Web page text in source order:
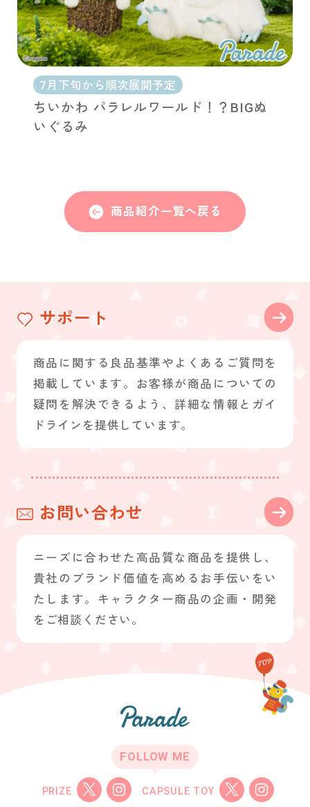
7月下旬から順次展開予定
ちいかわ パラレルワールド！？BIGぬ
いぐるみ
商品紹介一覧へ戻る
サポート
商品に関する良品基準やよくあるご質問を
掲載しています。お客様が商品についての
疑問を解決できるよう、詳細な情報とガイ
ドラインを提供しています。
お問い合わせ
ニーズに合わせた高品質な商品を提供し、
貴社のブランド価値を高めるお手伝いをい
たします。キャラクター商品の企画・開発
をご相談ください。
FOLLOW ME
PRIZE CAPSULE TOY